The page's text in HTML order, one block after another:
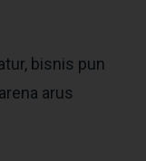
bisnis pun
arus